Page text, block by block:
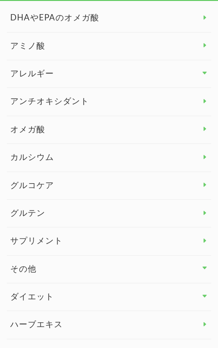
DHAやEPAのオメガ酸
アミノ酸
アレルギー
アレルギー トップ
アンチオキシダント
オメガ酸
カルシウム
グルコケア
グルテン
サプリメント
その他
その他 トップ
ダイエット
ダイエット トップ
ハーブエキス